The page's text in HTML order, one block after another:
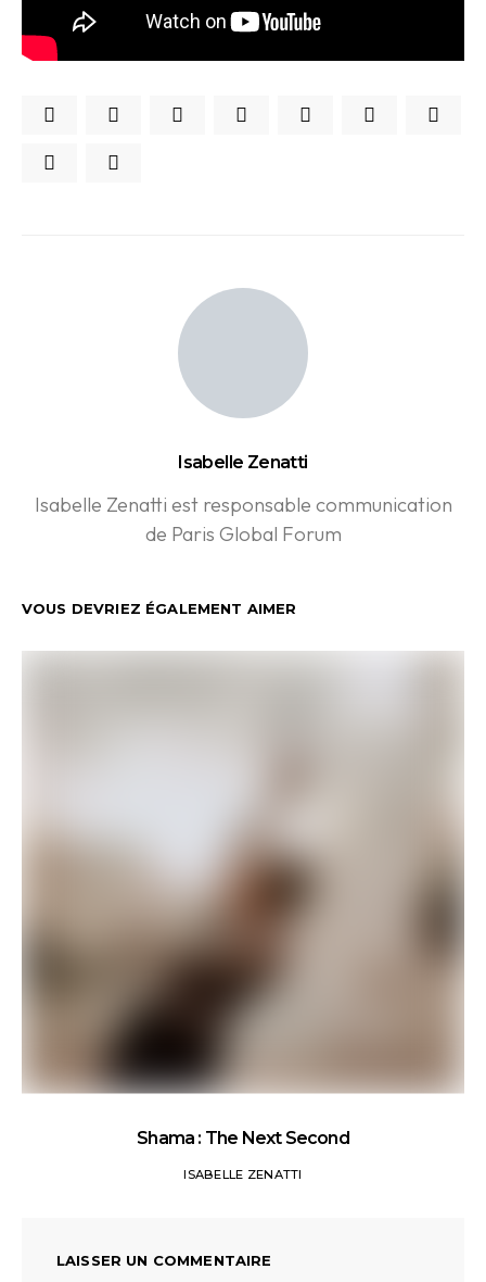
Isabelle Zenatti
Isabelle Zenatti est responsable communication
de Paris Global Forum
VOUS DEVRIEZ ÉGALEMENT AIMER
Shama : The Next Second
ISABELLE ZENATTI
LAISSER UN COMMENTAIRE